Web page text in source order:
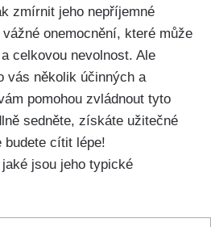
zmírnit jeho nepříjemné
onemocnění, které může
celkovou ⁢nevolnost. Ale
vás několik účinných a
⁤pomohou zvládnout tyto
sedněte, získáte užitečné
budete cítit‌ lépe!